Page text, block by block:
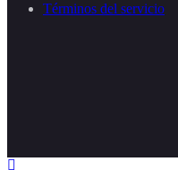
Términos del servicio